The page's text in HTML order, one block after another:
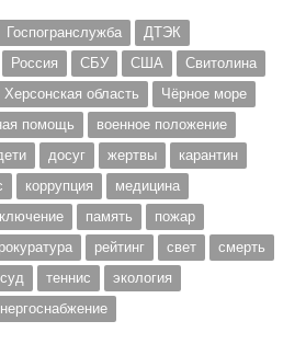
Госпогранслужба
ДТЭК
Россия СБУ США
Свитолина
Херсонская область
Чёрное море
помощь
военное положение
досуг жертвы
карантин
коррупция
медицина
память
пожар
рейтинг свет
смерть
суд теннис
экология